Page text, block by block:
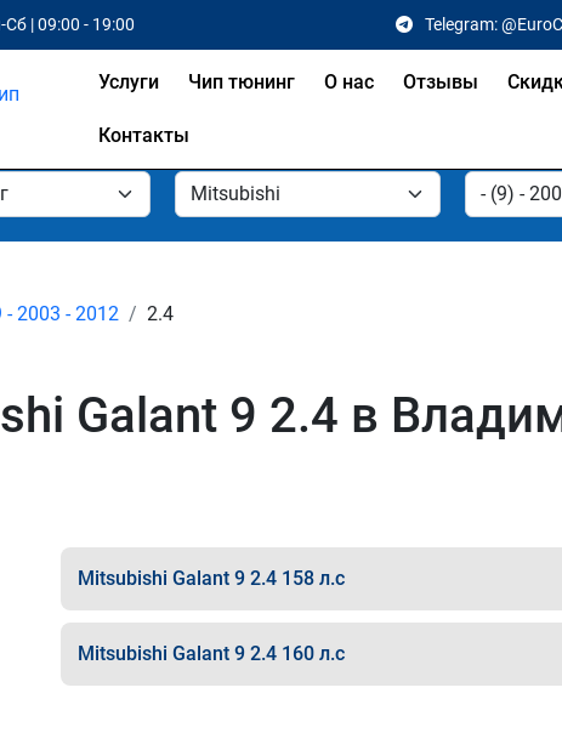
Сб | 09:00 - 19:00 Telegram:
Услуги Чип тюнинг О нас Отзывы
Контакты
- 2003 - 2012 2.4
Galant 9 2.4 в
Mitsubishi Galant 9 2.4 158 л.с
Mitsubishi Galant 9 2.4 160 л.с